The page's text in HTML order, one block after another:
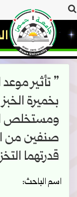
عن
مديرية
” تأثير
بخميرة
ومستخلص
صنفين من
قدرتهما
اسم الباحث: